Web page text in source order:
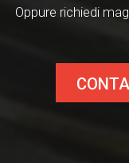
Oppure richiedi